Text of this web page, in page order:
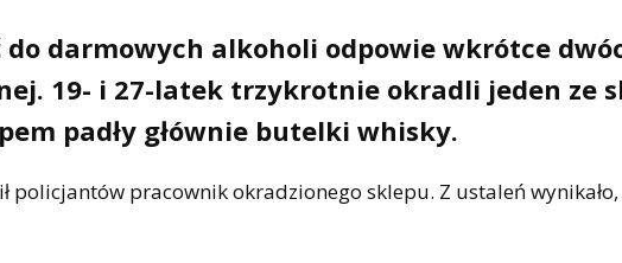
do darmowych alkoholi odpowie wkrótce
19- i 27-latek trzykrotnie okradli jeden ze
padły głównie butelki whisky.
policjantów pracownik okradzionego sklepu. Z ustaleń wynikało,